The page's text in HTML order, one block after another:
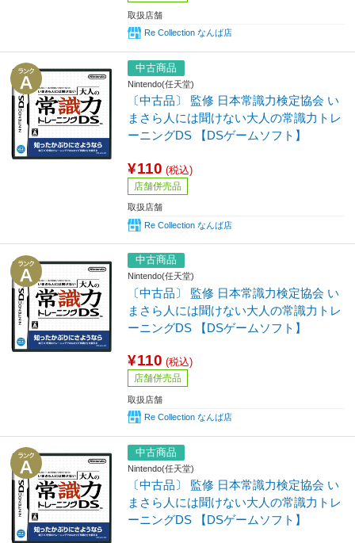
取扱店舗
Re Collection なんば店
中古商品
Nintendo(任天堂)
〔中古品〕 監修 日本常識力検定協会 い
まさら人には聞けない大人の常識力トレ
ーニングDS 【DSゲームソフト】
¥110 (税込)
店舗併売品
取扱店舗
Re Collection なんば店
中古商品
Nintendo(任天堂)
〔中古品〕 監修 日本常識力検定協会 い
まさら人には聞けない大人の常識力トレ
ーニングDS 【DSゲームソフト】
¥110 (税込)
店舗併売品
取扱店舗
Re Collection なんば店
中古商品
Nintendo(任天堂)
〔中古品〕 監修 日本常識力検定協会 い
まさら人には聞けない大人の常識力トレ
ーニングDS 【DSゲームソフト】